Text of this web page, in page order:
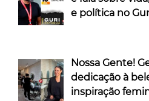
e política no
Nossa Gente!
dedicação à
inspiração